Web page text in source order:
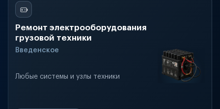
Ремонт электрооборудования
грузовой техники
Введенское
Любые системы и узлы техники